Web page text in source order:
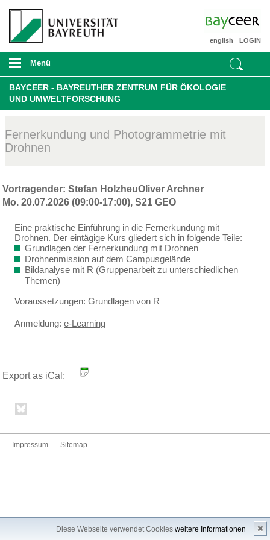
Diese Webseite verwendet Cookies weitere Informationen ✖
LOGIN
english
Menü
BAYCEER - BAYREUTHER ZENTRUM FÜR ÖKOLOGIE
UND UMWELTFORSCHUNG
Fernerkundung und Photogrammetrie mit
Drohnen
Vortragender: Stefan HolzheuOliver Archner
Mo. 20.07.2026 (09:00-17:00), S21 GEO
Eine praktische Einführung in die Fernerkundung mit
Drohnen. Der eintägige Kurs gliedert sich in folgende Teile:
Grundlagen der Fernerkundung mit Drohnen
Drohnenmission auf dem Campusgelände
Bildanalyse mit R (Gruppenarbeit zu unterschiedlichen
Themen)
Voraussetzungen: Grundlagen von R
Anmeldung: e-Learning
Export as iCal:
Impressum Sitemap